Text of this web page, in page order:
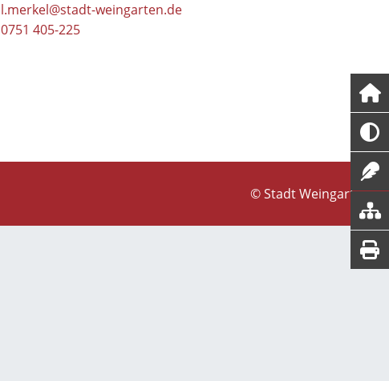
l.merkel@stadt-weingarten.de
0751 405-225
© Stadt Weingarten